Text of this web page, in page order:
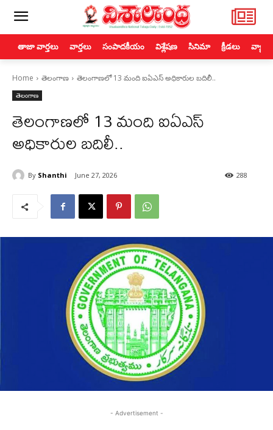
తాజా వార్తలు వార్తలు సంపాదకీయం విశ్లేషణ సినిమా క్రీడలు
Home తెలంగాణ తెలంగాణలో 13 మంది ఐఏఎస్ అధికారుల బదిలీ..
తెలంగాణ
తెలంగాణలో 13 మంది ఐఏఎస్
అధికారుల బదిలీ..
By Shanthi June 27, 2026 288
- Advertisement -